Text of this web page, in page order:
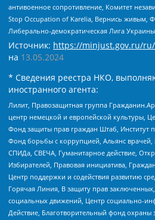
антивоенное сопротивление, Комитет
Stop Occupation of Karelia, Вернись живым,
Либерально-демократическая Лига Украины
Источник: https://minjust.gov.ru/
на 13.05.2024
* Сведения реестра НКО,
иностранного агента:
Лилит, Правозащитная группа
центр немецкой и европейской культуры,
Фонд защиты прав граждан Штаб, Институт
Фонд борьбы с коррупцией, Альянс
СПИДа, СВЕЧА, Гуманитарное действие,
Избирателей, Правовая инициатива,
Центр поддержки и содействия развитию
Горячая Линия, В защиту прав
социальных движений, Центр социально-
Действие, Благотворительный фонд